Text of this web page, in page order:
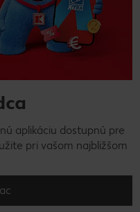
aplikáciu dostupnú pre
pri vašom najbližšom